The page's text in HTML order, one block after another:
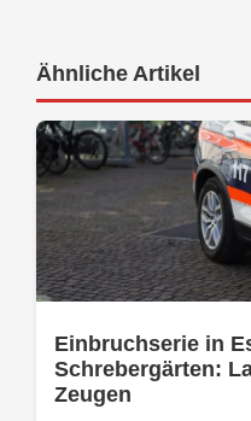
Ähnliche Artikel
Einbruchserie in
Schrebergärten:
Zeugen